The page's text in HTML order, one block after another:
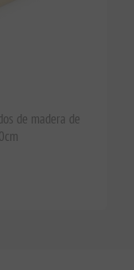
de madera de